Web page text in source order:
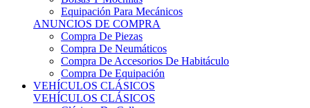
Equipación Para Mecánicos
ANUNCIOS DE COMPRA
Compra De Piezas
Compra De Neumáticos
Compra De Accesorios De Habitáculo
Compra De Equipación
VEHÍCULOS CLÁSICOS
VEHÍCULOS CLÁSICOS